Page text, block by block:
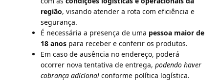
região, visando atender a rota com eficiência e
segurança.
É necessária a presença de uma pessoa maior de
18 anospara receber e conferir os produtos.
Em caso de ausência no endereço, poderá
ocorrer nova tentativa de entrega, podendo haver
cobrança adicionalconforme política logística.